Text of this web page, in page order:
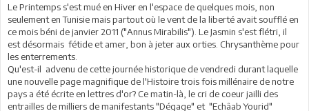
Le Printemps s'est mué en Hiver en l'espace de quelques mois, non
seulement en Tunisie mais partout où le vent de la liberté avait soufflé en
ce mois béni de janvier 2011 ("Annus Mirabilis"). Le Jasmin s'est flétri, il
est désormais fétide et amer, bon à jeter aux orties. Chrysanthème pour
les enterrements.
Qu'est-il advenu de cette journée historique de vendredi durant laquelle
une nouvelle page magnifique de l'Histoire trois fois millénaire de notre
pays a été écrite en lettres d'or? Ce matin-là, le cri de coeur jailli des
entrailles de milliers de manifestants "Dégage" et "Echâab Yourid"